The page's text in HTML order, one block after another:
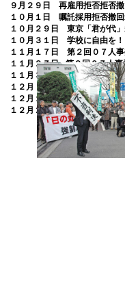
９月２９日 再雇用拒否拒否
１０月１日 嘱託採用拒否撤回
１０月２９日 東京「君が代
１０月３１日 学校に自由を
１１月１７日 第２回０７人
１１月２７日
第２回０７人
１１月３０日第２回０７人
１２月 ２日第２回０７人
１２月１１日 東京「君が代
１２月２１日 再雇用拒否撤